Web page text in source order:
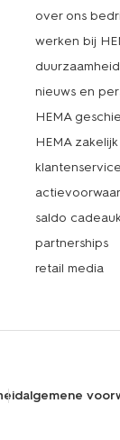
over ons
werken bij
duurzaamheid
nieuws en
HEMA
HEMA zakelijk
klantenservice
saldo
partnerships
retail media
algemene